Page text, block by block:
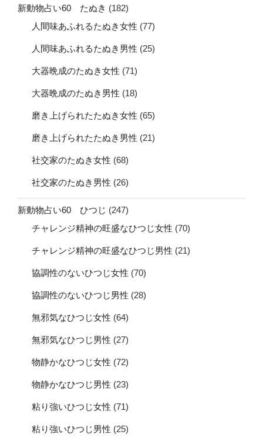
新動物占い60 たぬき (182)
人間味あふれるたぬき女性 (77)
人間味あふれるたぬき男性 (25)
大器晩成のたぬき女性 (71)
大器晩成のたぬき男性 (18)
磨き上げられたたぬき女性 (65)
磨き上げられたたぬき男性 (21)
社交家のたぬき女性 (68)
社交家のたぬき男性 (26)
新動物占い60 ひつじ (247)
チャレンジ精神の旺盛なひつじ女性 (70)
チャレンジ精神の旺盛なひつじ男性 (21)
協調性のないひつじ女性 (70)
協調性のないひつじ男性 (28)
無邪気なひつじ女性 (64)
無邪気なひつじ男性 (27)
物静かなひつじ女性 (72)
物静かなひつじ男性 (23)
粘り強いひつじ女性 (71)
粘り強いひつじ男性 (25)